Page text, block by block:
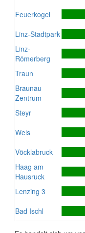
Feuerkogel
Linz-Stadtpark
Linz-
Römerberg
Traun
Braunau
Zentrum
Steyr
Wels
Vöcklabruck
Haag am
Hausruck
Lenzing 3
Bad Ischl